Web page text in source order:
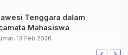
Tenggara dalam
Mahasiswa
13 Feb 2026